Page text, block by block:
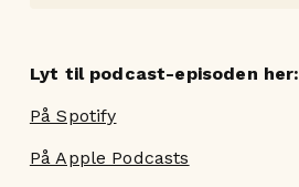
Lyt til podcast-episoden her:
På Spotify
På Apple Podcasts